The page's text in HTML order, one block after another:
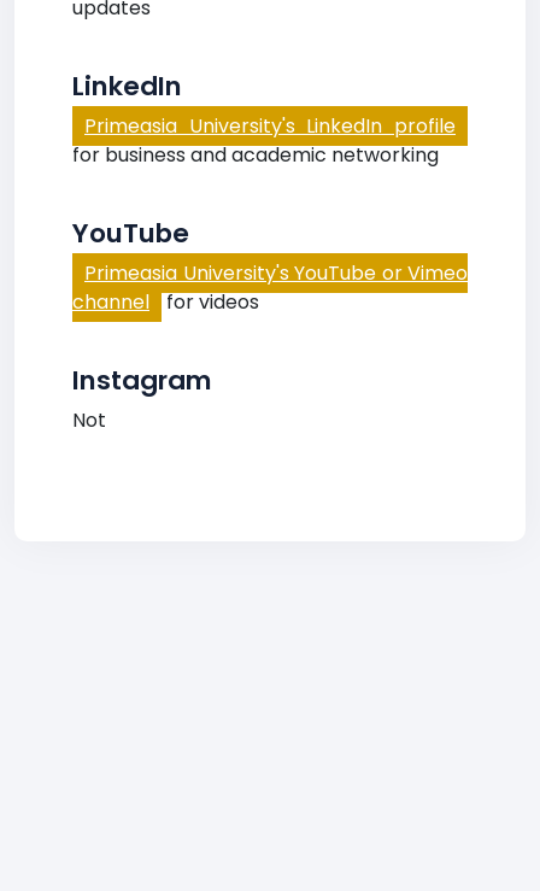
updates
LinkedIn
Primeasia University's LinkedIn profile
for business and academic networking
YouTube
Primeasia University's YouTube or Vimeo
channel for videos
Instagram
Not